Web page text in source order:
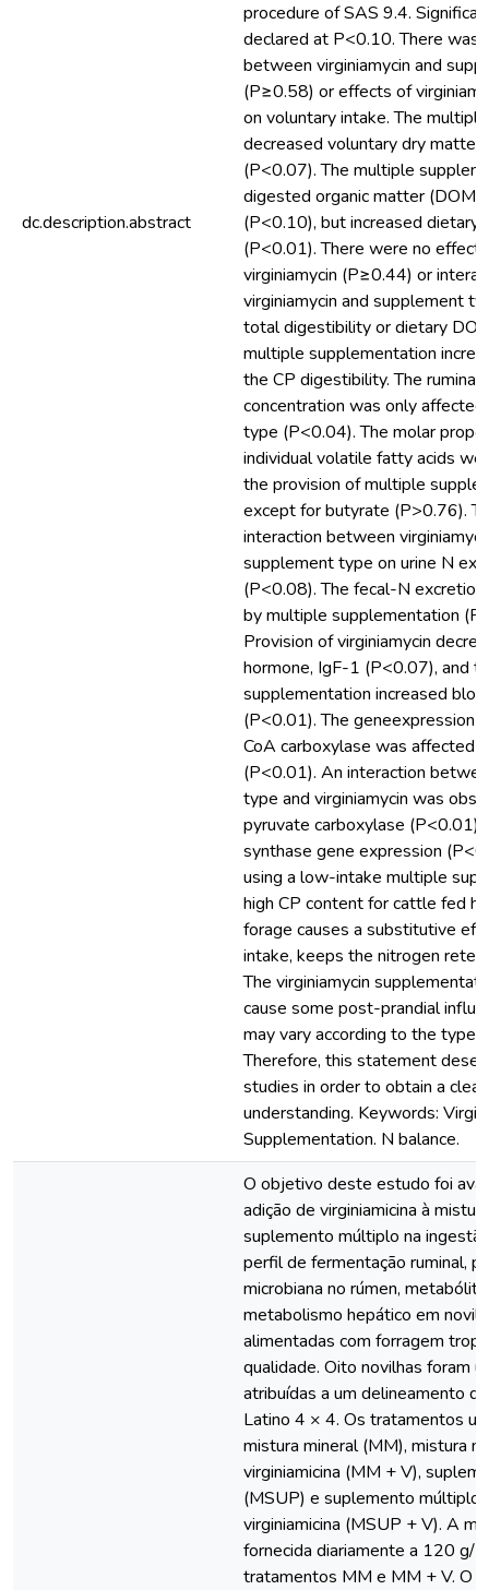
dc.description.abstract
procedure of SAS 9.4.
declared at P<0.10. There was
between virginiamycin and
(P≥0.58) or effects of
on voluntary intake. The
decreased voluntary dry matter
(P<0.07). The multiple
digested organic matter (DOM)
(P<0.10), but increased dietary
(P<0.01). There were no
virginiamycin (P≥0.44) or
virginiamycin and supplement
total digestibility or dietary
multiple supplementation
the CP digestibility. The ruminal
concentration was only
type (P<0.04). The molar
individual volatile fatty acids
the provision of multiple
except for butyrate (P>0.76).
interaction between
supplement type on urine N
(P<0.08). The fecal-N
by multiple supplementation
Provision of virginiamycin
hormone, IgF-1 (P<0.07), and
supplementation increased
(P<0.01). The geneexpression
CoA carboxylase was affected
(P<0.01). An interaction
type and virginiamycin was
pyruvate carboxylase (P<0.01),
synthase gene expression
using a low-intake multiple
high CP content for cattle fed
forage causes a substitutive
intake, keeps the nitrogen
The virginiamycin
cause some post-prandial
may vary according to the type
Therefore, this statement
studies in order to obtain a
understanding. Keywords:
Supplementation. N balance.
O objetivo deste estudo foi
adição de virginiamicina à
suplemento múltiplo na
perfil de fermentação ruminal,
microbiana no rúmen,
metabolismo hepático em
alimentadas com forragem
qualidade. Oito novilhas foram
atribuídas a um delineamento
Latino 4 × 4. Os tratamentos
mistura mineral (MM), mistura
virginiamicina (MM + V),
(MSUP) e suplemento múltiplo
virginiamicina (MSUP + V). A
fornecida diariamente a 120 g/
tratamentos MM e MM + V. O